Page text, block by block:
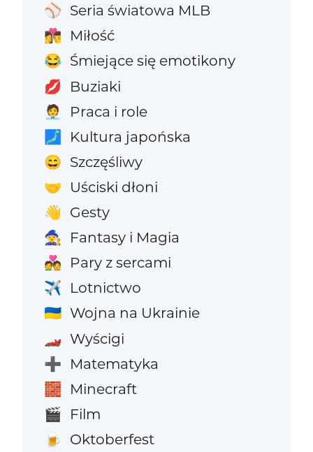
⚾ Seria światowa MLB
👩‍❤️‍💋‍👨 Miłość
😂 Śmiejące się emotikony
💋 Buziaki
🧑‍💼 Praca i role
🗾 Kultura japońska
😄 Szczęśliwy
🤝 Uściski dłoni
👋 Gesty
🧙 Fantasy i Magia
💑 Pary z sercami
✈️ Lotnictwo
🇺🇦 Wojna na Ukrainie
🏎️ Wyścigi
➕ Matematyka
🧱 Minecraft
🎬 Film
🍺 Oktoberfest